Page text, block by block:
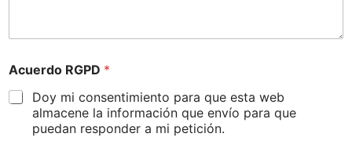
Acuerdo RGPD *
Doy mi consentimiento para que esta web
almacene la información que envío para que
puedan responder a mi petición.